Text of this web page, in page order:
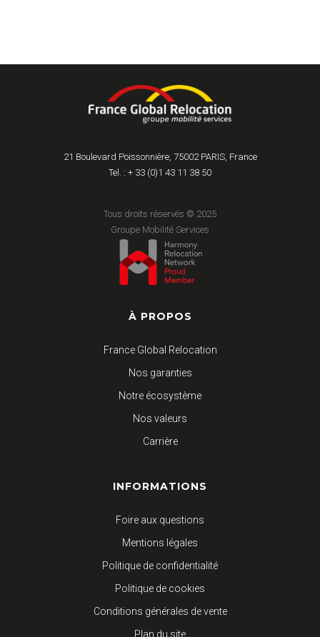
21 Boulevard Poissonnière, 75002 PARIS, France
Tel. : + 33 (0)1 43 11 38 50
Tous droits réservés © 2025
Groupe Mobilité Services
À PROPOS
France Global Relocation
Nos garanties
Notre écosystème
Nos valeurs
Carrière
INFORMATIONS
Foire aux questions
Mentions légales
Politique de confidentialité
Politique de cookies
Conditions générales de vente
Plan du site